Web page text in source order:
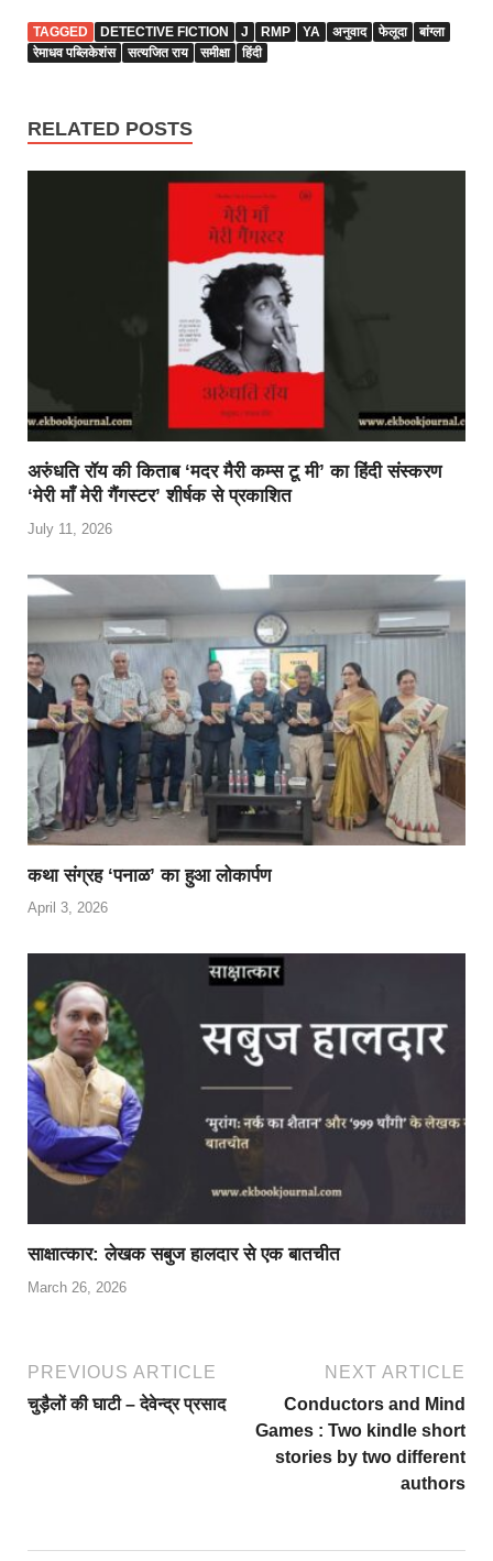
TAGGED DETECTIVE FICTION J RMP YA अनुवाद फेलूदा
बांग्ला
रेमाधव पब्लिकेशंस
सत्यजित राय समीक्षा हिंदी
RELATED POSTS
अरुंधति रॉय की किताब ‘मदर मैरी कम्स टू मी’ का हिंदी संस्करण
‘मेरी माँ मेरी गैंगस्टर’ शीर्षक से प्रकाशित
July 11, 2026
कथा संग्रह ‘पनाळ’ का हुआ लोकार्पण
April 3, 2026
साक्षात्कार: लेखक सबुज हालदार से एक बातचीत
March 26, 2026
PREVIOUS ARTICLE
चुड़ैलों की घाटी – देवेन्द्र प्रसाद
NEXT ARTICLE
Conductors and Mind
Games : Two kindle short
stories by two different
authors